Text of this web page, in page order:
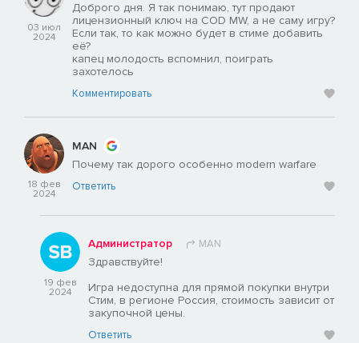
03 июл
2024
Доброго дня. Я так понимаю, тут продают
лицензионный ключ на COD MW, а не саму игру?
Если так, то как можно будет в стиме добавить
её?
капец молодость вспомнил, поиграть
захотелось
Комментировать
18 фев
2024
MAN
Почему так дорого особенно modern warfare
Ответить
19 фев
2024
Администратор MAN
Здравствуйте!
Игра недоступна для прямой покупки внутри
Стим, в регионе Россия, стоимость зависит от
закупочной цены.
Ответить